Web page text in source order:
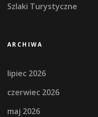
Szlaki Turystyczne
ARCHIWA
lipiec 2026
czerwiec 2026
maj 2026